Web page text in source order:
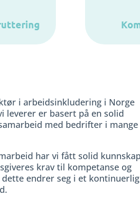
i arbeidsinkludering i Norge
leverer er basert på en solid
med bedrifter i mange
har vi fått solid
krav til kompetanse og
endrer seg i et kontinuerlig